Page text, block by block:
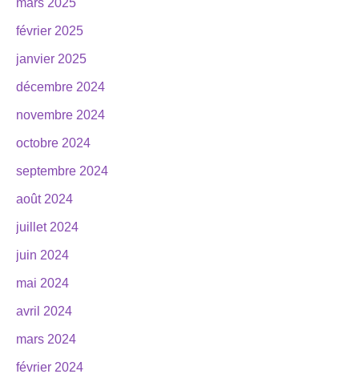
mars 2025
février 2025
janvier 2025
décembre 2024
novembre 2024
octobre 2024
septembre 2024
août 2024
juillet 2024
juin 2024
mai 2024
avril 2024
mars 2024
février 2024